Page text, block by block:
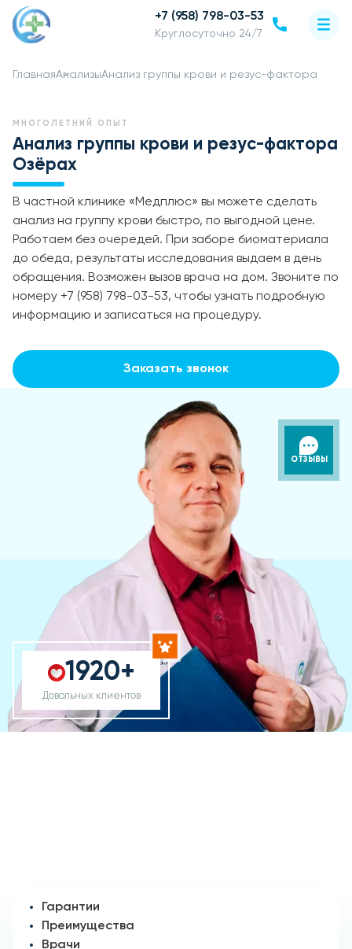
+7 (958) 798-03-53
Круглосуточно 24/7
ГлавнаяАнализыАнализ группы крови и резус-фактора
МНОГОЛЕТНИЙ ОПЫТ
Анализ группы крови и резус-фактора
Озёрах
В частной клинике «Медплюс» вы можете сделать
анализ на группу крови быстро, по выгодной цене.
Работаем без очередей. При заборе биоматериала
до обеда, результаты исследования выдаем в день
обращения. Возможен вызов врача на дом. Звоните по
номеру +7 (958) 798-03-53, чтобы узнать подробную
информацию и записаться на процедуру.
Заказать звонок
1920+
Довольных клиентов
ОТЗЫВЫ
Гарантии
Преимущества
Врачи